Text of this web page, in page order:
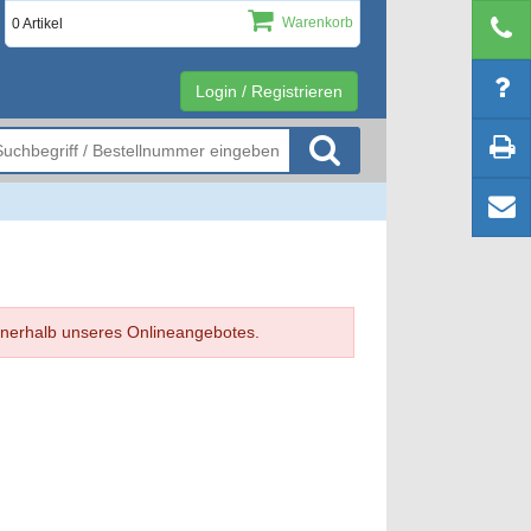
Login / Registrieren
0 Artikel Warenkorb
unseres Onlineangebotes.